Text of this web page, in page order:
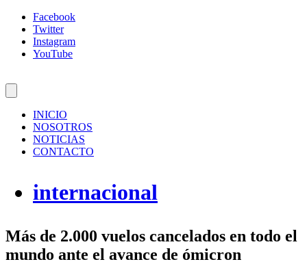
Facebook
Twitter
Instagram
YouTube
INICIO
NOSOTROS
NOTICIAS
CONTACTO
internacional
Más de 2.000 vuelos cancelados en todo el
mundo ante el avance de ómicron